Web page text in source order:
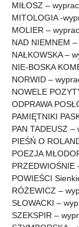
MIŁOSZ –
MITOLOGIA -
MOLIER –
NAD NIEMNEM
NAŁKOWSKA –
NIE-BOSKA
NORWID –
NOWELE
ODPRAWA
PAMIĘTNIKI
PAN TADEUSZ –
PIEŚŃ O
POEZJA
PRZEDWIOŚNIE
POWIEŚCI
RÓŻEWICZ –
SŁOWACKI –
SZEKSPIR –